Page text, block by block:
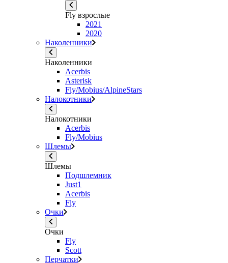
Fly взрослые
2021
2020
Наколенники
Наколенники
Acerbis
Asterisk
Fly/Mobius/AlpineStars
Налокотники
Налокотники
Acerbis
Fly/Mobius
Шлемы
Шлемы
Подшлемник
Just1
Acerbis
Fly
Очки
Очки
Fly
Scott
Перчатки